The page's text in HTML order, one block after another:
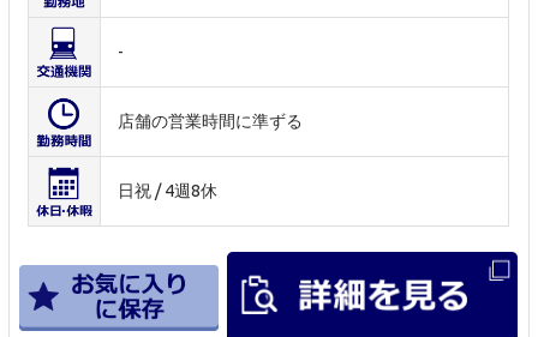
-
店舗の営業時間に準ずる
日祝 / 4週8休